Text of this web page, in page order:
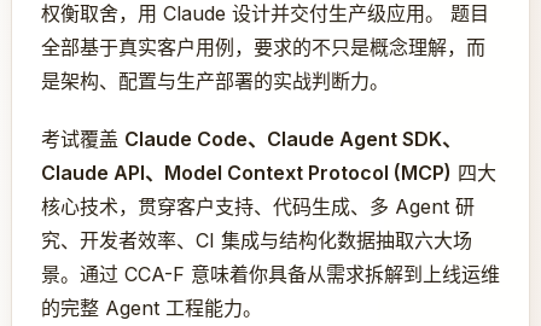
权衡取舍，用 Claude 设计并交付生产级应用。 题目
全部基于真实客户用例，要求的不只是概念理解，而
是架构、配置与生产部署的实战判断力。
考试覆盖 Claude Code、Claude Agent SDK、
Claude API、Model Context Protocol (MCP) 四大
核心技术，贯穿客户支持、代码生成、多 Agent 研
究、开发者效率、CI 集成与结构化数据抽取六大场
景。通过 CCA-F 意味着你具备从需求拆解到上线运维
的完整 Agent 工程能力。